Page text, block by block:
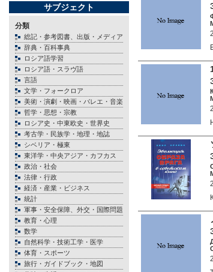
サブジェクト
分類
総記・参考図書、出版・メディア
辞典・百科事典
ロシア語学習
ロシア語・スラヴ語
言語
文学・フォークロア
美術・演劇・映画・バレエ・音楽
哲学・思想・宗教
ロシア史・中東欧史・世界史
考古学・民族学・地理・地誌
シベリア・極東
東洋学・中央アジア・カフカス
政治・社会
法律・行政
経済・産業・ビジネス
統計
軍事・安全保障、外交・国際問題
教育・心理
数学
自然科学・技術工学・医学
体育・スポーツ
旅行・ガイドブック・地図